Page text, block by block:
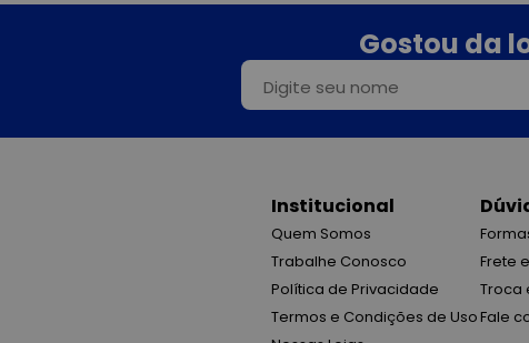
Gostou da
Institucional
Quem Somos
Trabalhe Conosco
Política de Privacidade
Termos e Condições de Uso
Frete
Troca
Fale